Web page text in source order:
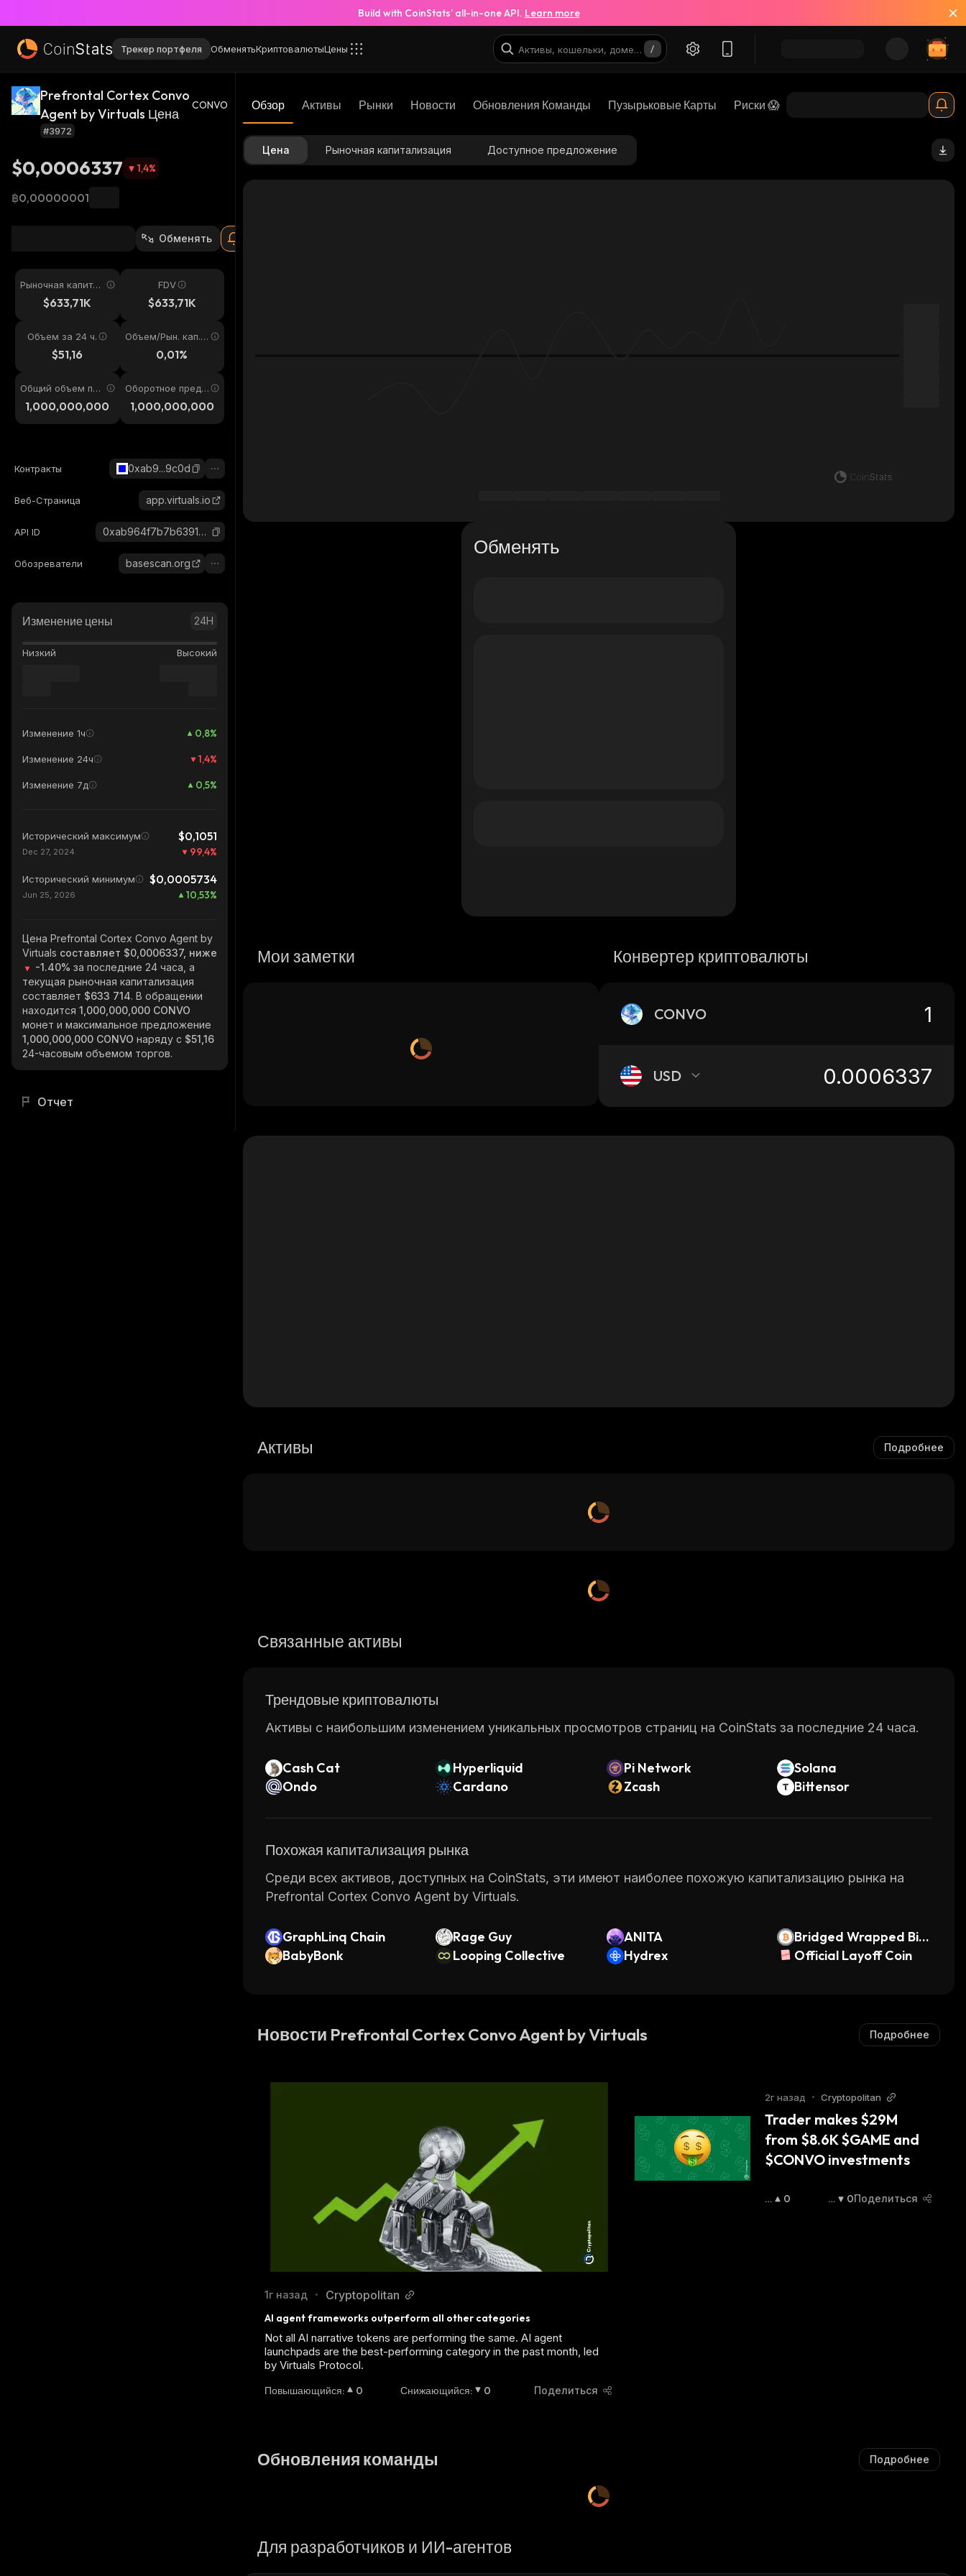
Build with CoinStats’ all-in-one API. Learn more
Трекер портфеля ОбменятьКриптовалютыЦены
Prefrontal Cortex Convo
Agent by Virtuals Цена
CONVO
#3972
$0,0006337 1,4%
฿0,00000001
Обменять
Рыночная капитал
изация$633,71K
FDV
$633,71K
Объем за 24 ч.
$51,16
Объем/Рын. кап. 2
0,01%
Общий объем пре
дложения
1,000,000,000
Оборотное предл
ожение
1,000,000,000
Контракты 0xab9...9c0d
Веб-Страница app.virtuals.io
API ID 0xab964f7b7b6391bd6c4e8512ef00d01f255d9c0d_base
Обозреватели basescan.org
Изменение цены 24H
Низкий Высокий
Изменение 1ч 0,8%
Изменение 24ч 1,4%
Изменение 7д 0,5%
Исторический максимум $0,1051
Dec 27, 2024 99,4%
Исторический минимум $0,0005734
Jun 25, 2026 10,53%
Цена Prefrontal Cortex Convo Agent by
Virtuals составляет $0,0006337, ниже
-1.40% за последние 24 часа, а
текущая рыночная капитализация
составляет $633 714. В обращении
находится 1,000,000,000 CONVO
монет и максимальное предложение
1,000,000,000 CONVO наряду с $51,16
24-часовым объемом торгов.
Отчет
Обзор Активы Рынки Новости Обновления Команды Пузырьковые Карты Риски 😱
Цена Рыночная капитализация Доступное предложение
Обменять
Мои заметки Конвертер криптовалюты
CONVO
USD
Активы Подробнее
Связанные активы
Трендовые криптовалюты
Активы с наибольшим изменением уникальных просмотров страниц на CoinStats за последние 24 часа.
Cash Cat Hyperliquid Pi Network
Solana
Ondo
Cardano Zcash Bittensor
Похожая капитализация рынка
Среди всех активов, доступных на CoinStats, эти имеют наиболее похожую капитализацию рынка на
Prefrontal Cortex Convo Agent by Virtuals.
GraphLinq Chain Rage Guy ANITA
Bridged Wrapped Bitc
oin (BOB Network)
BabyBonk Looping Collective Hydrex Official Layoff Coin
Новости Prefrontal Cortex Convo Agent by Virtuals Подробнее
1г назад • Cryptopolitan
AI agent frameworks outperform all other categories
Not all AI narrative tokens are performing the same. AI agent
launchpads are the best-performing category in the past month, led
by Virtuals Protocol.
Повышающийся: 0 Снижающийся: 0 Поделиться
2г назад • Cryptopolitan
Trader makes $29M
from $8.6K $GAME and
$CONVO investments
П
0
С
0Поделиться
Обновления команды Подробнее
Для разработчиков и ИИ-агентов